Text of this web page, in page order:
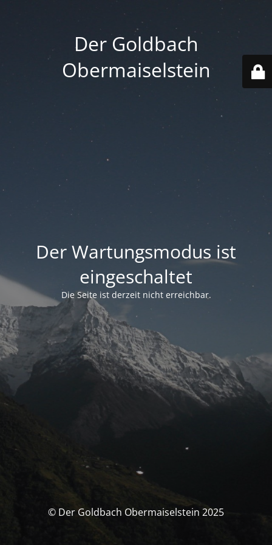
Der Goldbach
Obermaiselstein
Der Wartungsmodus ist
eingeschaltet
Die Seite ist derzeit nicht erreichbar.
© Der Goldbach Obermaiselstein 2025